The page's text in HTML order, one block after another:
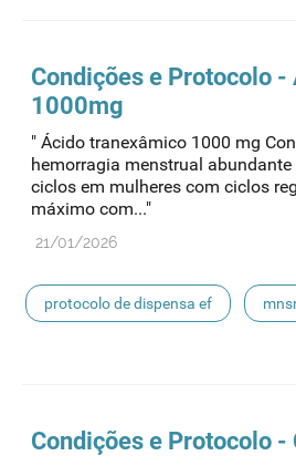
Condições e Protocolo
1000mg
" Ácido tranexâmico 1000 mg
hemorragia menstrual
ciclos em mulheres com ciclos
máximo com..."
21/01/2026
protocolo de dispensa ef
Condições e Protocolo